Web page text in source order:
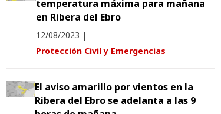
temperatura máxima para mañana
en Ribera del Ebro
12/08/2023 |
Protección Civil y Emergencias
El aviso amarillo por vientos en la
Ribera del Ebro se adelanta a las 9